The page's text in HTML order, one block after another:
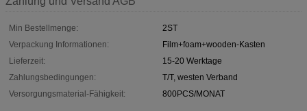
Min Bestellmenge:
2ST
Verpackung Informationen:
Film+foam+wooden-Kasten
Lieferzeit:
15-20 Werktage
Zahlungsbedingungen:
T/T, westen Verband
Versorgungsmaterial-Fähigkeit:
800PCS/MONAT